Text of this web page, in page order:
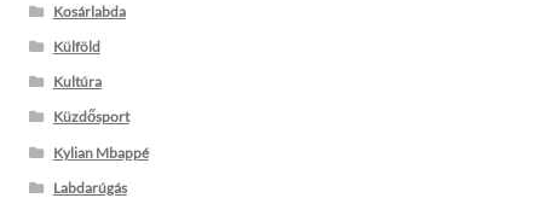
Kosárlabda
Külföld
Kultúra
Küzdősport
Kylian Mbappé
Labdarúgás